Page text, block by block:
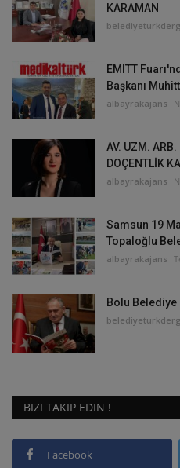
KARAMAN
EMITT
Başkanı
albayrakajans
AV. UZM. ARB.
DOÇENTLİK
albayrakajans
Samsun 19
Topaloğlu
albayrakajans
Bolu Belediye
BIZI TAKIP EDIN !
Facebook